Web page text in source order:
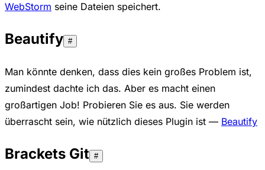
WebStorm seine Dateien speichert.
Beautify #
Man könnte denken, dass dies kein großes Problem ist,
zumindest dachte ich das. Aber es macht einen
großartigen Job! Probieren Sie es aus. Sie werden
überrascht sein, wie nützlich dieses Plugin ist — Beautify
Brackets Git #